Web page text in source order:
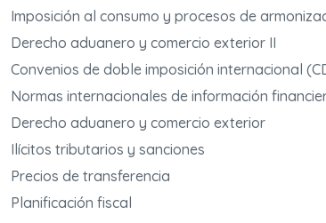
Imposición al consumo y procesos de
Derecho aduanero y comercio exterior II
Convenios de doble imposición internacional
Normas internacionales de información
Derecho aduanero y comercio exterior
Ilícitos tributarios y sanciones
Precios de transferencia
Planificación fiscal